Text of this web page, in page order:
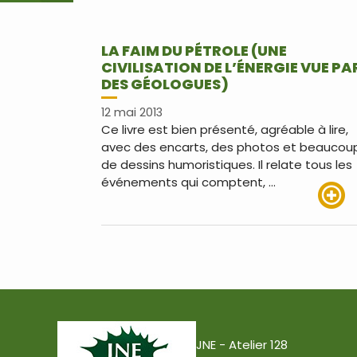
LA FAIM DU PÉTROLE (UNE
CIVILISATION DE L’ÉNERGIE VUE
DES GÉOLOGUES)
12 mai 2013
Ce livre est bien présenté, agréable à lire,
avec des encarts, des photos et
de dessins humoristiques. Il relate tous les
événements qui comptent, …
JNE - Atelier 128